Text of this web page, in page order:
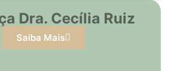
Dra. Cecília Ruiz
Saiba Mais